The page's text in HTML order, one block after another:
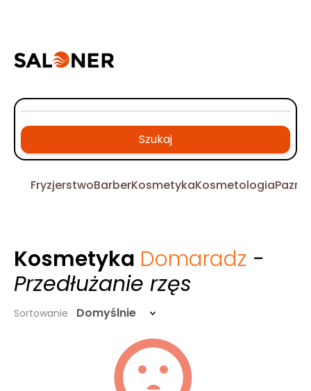
Szukaj
FryzjerstwoBarberKosmetykaKosmetologia
Kosmetyka Domaradz -
Przedłużanie rzęs
Sortowanie Domyślnie